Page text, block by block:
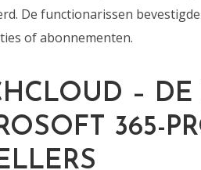
De functionarissen
of abonnementen.
– DE
365-